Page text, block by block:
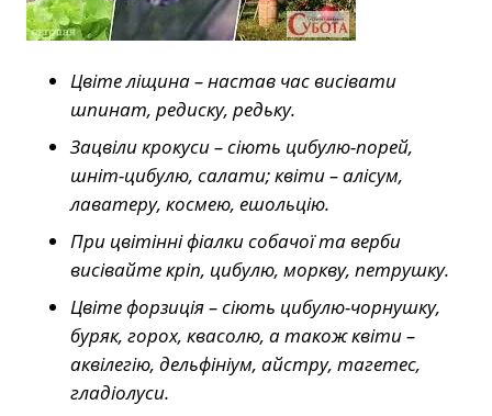
Цвіте ліщина – настав час висівати
шпинат, редиску, редьку.
Зацвіли крокуси – сіють цибулю-порей,
шніт-цибулю, салати; квіти – алісум,
лаватеру, космею, ешольцію.
При цвітінні фіалки собачої та верби
висівайте кріп, цибулю, моркву, петрушку.
Цвіте форзиція – сіють цибулю-чорнушку,
буряк, горох, квасолю, а також квіти –
аквілегію, дельфініум, айстру, тагетес,
гладіолуси.